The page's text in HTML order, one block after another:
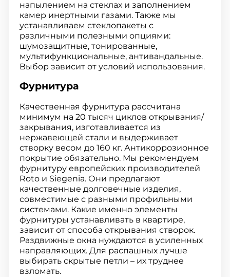
напылением на стеклах и заполнением
камер инертными газами. Также мы
устанавливаем стеклопакеты с
различными полезными опциями:
шумозащитные, тонированные,
мультифункциональные, антивандальные.
Выбор зависит от условий использования.
Фурнитура
Качественная фурнитура рассчитана
минимум на 20 тысяч циклов открывания/
закрывания, изготавливается из
нержавеющей стали и выдерживает
створку весом до 160 кг. Антикоррозионное
покрытие обязательно. Мы рекомендуем
фурнитуру европейских производителей
Roto и Siegenia. Они предлагают
качественные долговечные изделия,
совместимые с разными профильными
системами. Какие именно элементы
фурнитуры устанавливать в квартире,
зависит от способа открывания створок.
Раздвижные окна нуждаются в усиленных
направляющих. Для распашных лучше
выбирать скрытые петли – их труднее
взломать.